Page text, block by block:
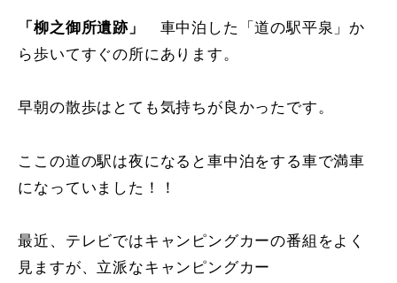
「柳之御所遺跡」
車中泊した「道の駅平泉」か
ら歩いてすぐの所にあります。
早朝の散歩はとても気持ちが良かったです。
ここの道の駅は夜になると車中泊をする車で満車
になっていました！！
最近、テレビではキャンピングカーの番組をよく
見ますが、立派なキャンピングカー